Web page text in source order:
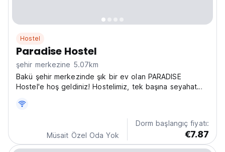
Hostel
Paradise Hostel
şehir merkezine 5.07km
Bakü şehir merkezinde şık bir ev olan PARADISE
Hostel'e hoş geldiniz! Hostelimiz, tek başına seyahat
mükemmel olan Nizami Caddesi üzerinde yer almaktadır.
(Auto-translated from original language)
Müsait Özel Oda Yok
Dorm başlangıç fiyatı:
€7.87